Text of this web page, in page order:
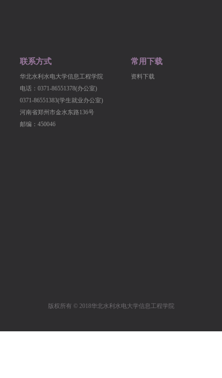
联系方式
华北水利水电大学信息工程学院
电话：0371-86551378(办公室)
0371-86551383(学生就业办公室)
河南省郑州市金水东路136号
邮编：450046
常用下载
资料下载
版权所有 © 2018华北水利水电大学信息工程学院